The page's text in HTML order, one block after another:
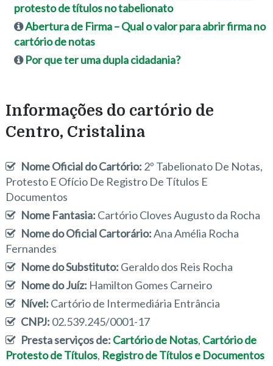
protesto de títulos no tabelionato
Abertura de Firma – Qual o valor para abrir firma no
cartório de notas
Por que ter uma dupla cidadania?
Informações do cartório de
Centro, Cristalina
Nome Oficial do Cartório: 2º Tabelionato De Notas,
Protesto E Ofício De Registro De Títulos E
Documentos
Nome Fantasia: Cartório Cloves Augusto da Rocha
Nome do Oficial Cartorário:Ana Amélia Rocha
Fernandes
Nome do Substituto: Geraldo dos Reis Rocha
Nome do Juíz: Hamilton Gomes Carneiro
Nível: Cartório de Intermediária Entrância
CNPJ: 02.539.245/0001-17
Presta serviços de: Cartório de Notas, Cartório de
Protesto de Títulos, Registro de Títulos e Documentos